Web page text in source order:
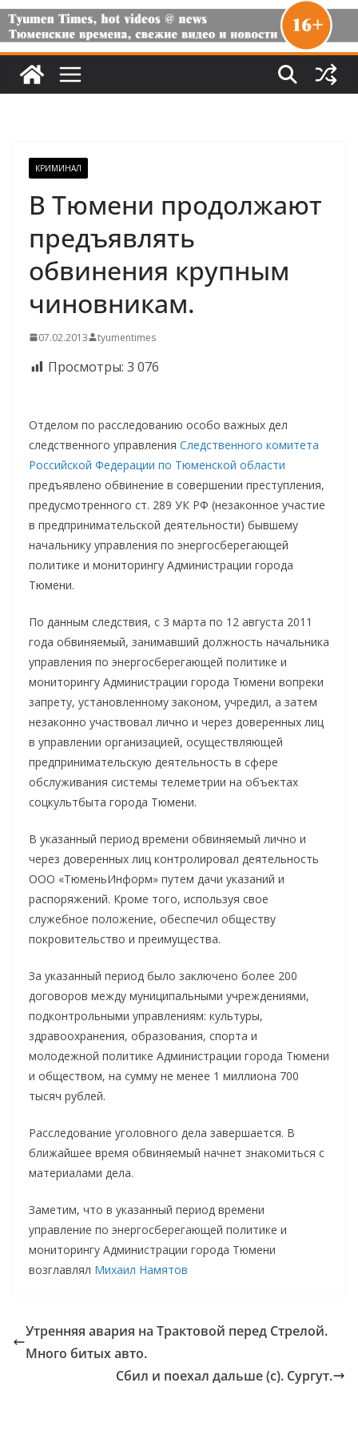
КРИМИНАЛ
В Тюмени продолжают
предъявлять
обвинения крупным
чиновникам.
07.02.2013 tyumentimes
Просмотры: 3 076
Отделом по расследованию особо важных дел
следственного управления Следственного комитета
Российской Федерации по Тюменской области
предъявлено обвинение в совершении преступления,
предусмотренного ст. 289 УК РФ (незаконное участие
в предпринимательской деятельности) бывшему
начальнику управления по энергосберегающей
политике и мониторингу Администрации города
Тюмени.
По данным следствия, с 3 марта по 12 августа 2011
года обвиняемый, занимавший должность начальника
управления по энергосберегающей политике и
мониторингу Администрации города Тюмени вопреки
запрету, установленному законом, учредил, а затем
незаконно участвовал лично и через доверенных лиц
в управлении организацией, осуществляющей
предпринимательскую деятельность в сфере
обслуживания системы телеметрии на объектах
соцкультбыта города Тюмени.
В указанный период времени обвиняемый лично и
через доверенных лиц контролировал деятельность
ООО «ТюменьИнформ» путем дачи указаний и
распоряжений. Кроме того, используя свое
служебное положение, обеспечил обществу
покровительство и преимущества.
За указанный период было заключено более 200
договоров между муниципальными учреждениями,
подконтрольными управлениям: культуры,
здравоохранения, образования, спорта и
молодежной политике Администрации города Тюмени
и обществом, на сумму не менее 1 миллиона 700
тысяч рублей.
Расследование уголовного дела завершается. В
ближайшее время обвиняемый начнет знакомиться с
материалами дела.
Заметим, что в указанный период времени
управление по энергосберегающей политике и
мониторингу Администрации города Тюмени
возглавлял Михаил Намятов
Утренняя авария на Трактовой перед Стрелой.
Много битых авто.
Сбил и поехал дальше (с). Сургут.